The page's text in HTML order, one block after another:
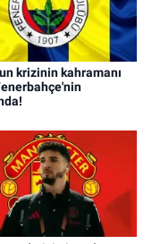
krizinin kahramanı